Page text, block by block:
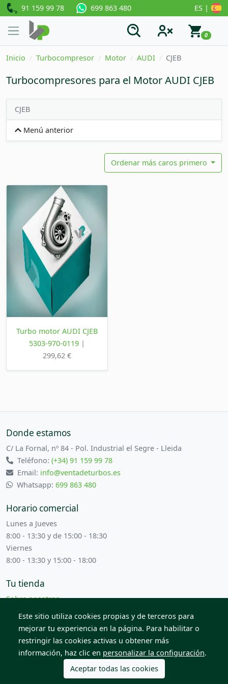
91 159 99 78 699 863 480 ES |
0
Inicio Turbocompresor Motor AUDI CJEB
Turbocompresores para el Motor AUDI CJEB
CJEB
Menú anterior
Ordenar más caros primero
Turbo motor AUDI CJEB
5303-970-0119 |
299,62 €
Donde estamos
C/ La Fornal, nº 84 - Pol. Industrial el Segre - Lleida
Teléfono:(+34) 91 159 99 78
Email: info@ventadeturbos.es
Whatsapp: 699 863 480
Horario comercial
Lunes a Jueves
8:00 - 13:30 y de 15:00 - 18:30
Viernes
8:00 - 13:30 y 15:00 - 18:00
Tu tienda
Sobre nosotros
Términos y condiciones
Contacta con nosotros
© 2026 Todos los derechos reservados. Venta de Piezas
2012 S.L.
Política de cookies
Política de privacidad
Este sitio utiliza cookies propias y de terceros para
mejorar tu experiencia en la página. Para habilitar o
restringir las cookies activas u obtener más
información, haz clic en personalizar la configuración.
Aceptar todas las cookies